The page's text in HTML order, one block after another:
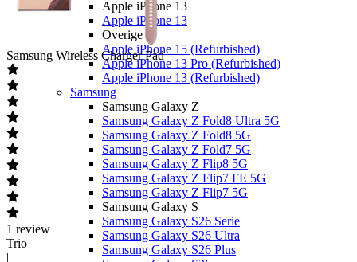
Apple iPhone 13
Apple iPhone 13
Overige
Apple iPhone 15 (Refurbished)
Apple iPhone 13 Pro (Refurbished)
Apple iPhone 13 (Refurbished)
Samsung
Samsung Galaxy Z
Samsung Galaxy Z Fold8 Ultra 5G
Samsung Galaxy Z Fold8 5G
Samsung Galaxy Z Fold7 5G
Samsung Galaxy Z Flip8 5G
Samsung Galaxy Z Flip7 FE 5G
Samsung Galaxy Z Flip7 5G
Samsung Galaxy S
Samsung Galaxy S26 Serie
Samsung Galaxy S26 Ultra
Samsung Galaxy S26 Plus
Samsung Wireless Charger Pad
1 review
Trio
|